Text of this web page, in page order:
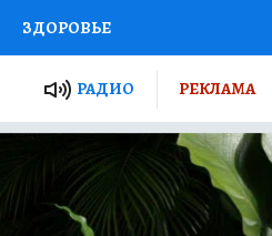
ЗДОРОВЬЕ
РОССИИ
ПУТЕВОДИТЕЛЬ
ТУРИЗМ
РАДИО РЕКЛАМА